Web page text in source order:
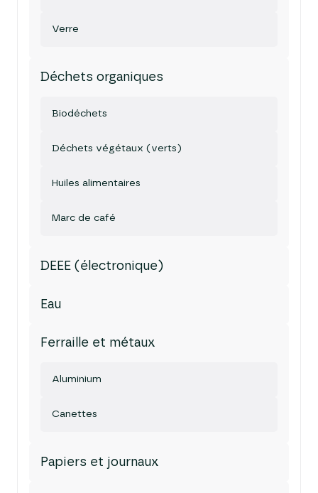
Verre
Déchets organiques
Biodéchets
Déchets végétaux (verts)
Huiles alimentaires
Marc de café
DEEE (électronique)
Eau
Ferraille et métaux
Aluminium
Canettes
Papiers et journaux